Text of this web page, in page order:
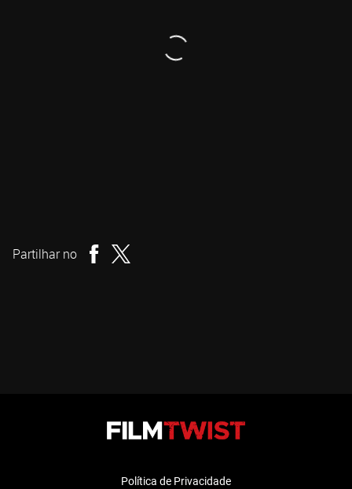
Partilhar no
Política de Privacidade